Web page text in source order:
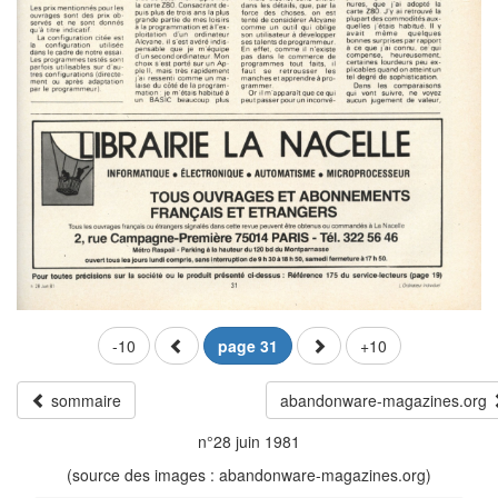
-10 page 31 +10
sommaire
abandonware-magazines.org
n°28 juin 1981
(source des images : abandonware-magazines.org)